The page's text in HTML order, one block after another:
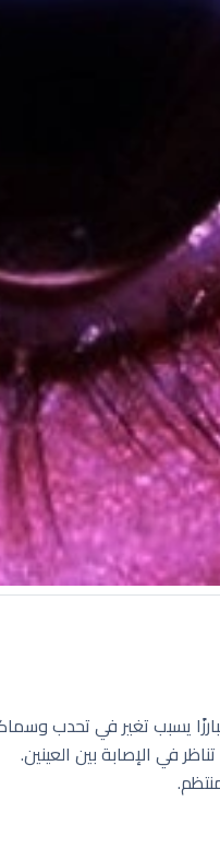
يسبب تغير في تحدب
في الإصابة بين العينين.